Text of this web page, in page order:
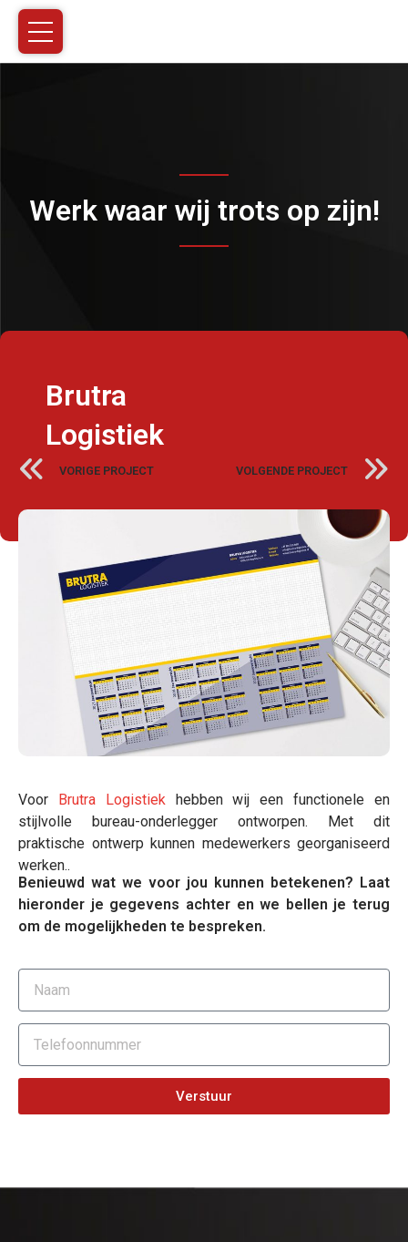
Werk waar wij trots op zijn!
Brutra
Logistiek
VORIGE PROJECT VOLGENDE PROJECT
Voor Brutra Logistiek hebben wij een functionele en
stijlvolle bureau-onderlegger ontworpen. Met dit
praktische ontwerp kunnen medewerkers georganiseerd
werken..
Benieuwd wat we voor jou kunnen betekenen? Laat
hieronder je gegevens achter en we bellen je terug
om de mogelijkheden te bespreken.
Verstuur